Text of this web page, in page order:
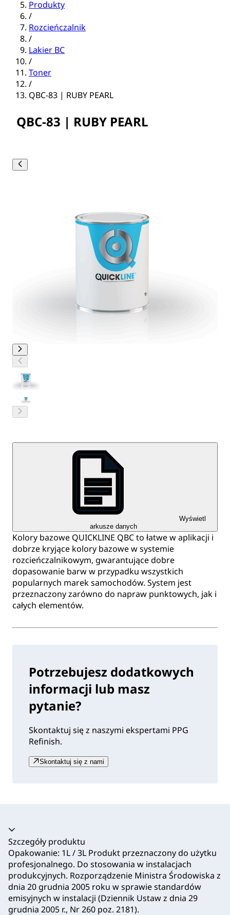
Produkty
/
Rozcieńczalnik
/
Lakier BC
/
Toner
/
QBC-83 | RUBY PEARL
QBC-83 | RUBY PEARL
Wyświetl
arkusze danych
Kolory bazowe QUICKLINE QBC to łatwe w aplikacji i
dobrze kryjące kolory bazowe w systemie
rozcieńczalnikowym, gwarantujące dobre
dopasowanie barw w przypadku wszystkich
popularnych marek samochodów. System jest
przeznaczony zarówno do napraw punktowych, jak i
całych elementów.
Potrzebujesz dodatkowych
informacji lub masz
pytanie?
Skontaktuj się z naszymi ekspertami PPG
Refinish.
Skontaktuj się z nami
Akordeon zwinięty
Szczegóły produktu
Opakowanie: 1L / 3L Produkt przeznaczony do użytku
profesjonalnego. Do stosowania w instalacjach
produkcyjnych. Rozporządzenie Ministra Środowiska z
dnia 20 grudnia 2005 roku w sprawie standardów
emisyjnych w instalacji (Dziennik Ustaw z dnia 29
grudnia 2005 r., Nr 260 poz. 2181).